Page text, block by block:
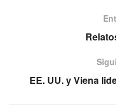
Bethune, H. Moser & Cie.
Lederer , no es solo una
EE. UU. y Viena